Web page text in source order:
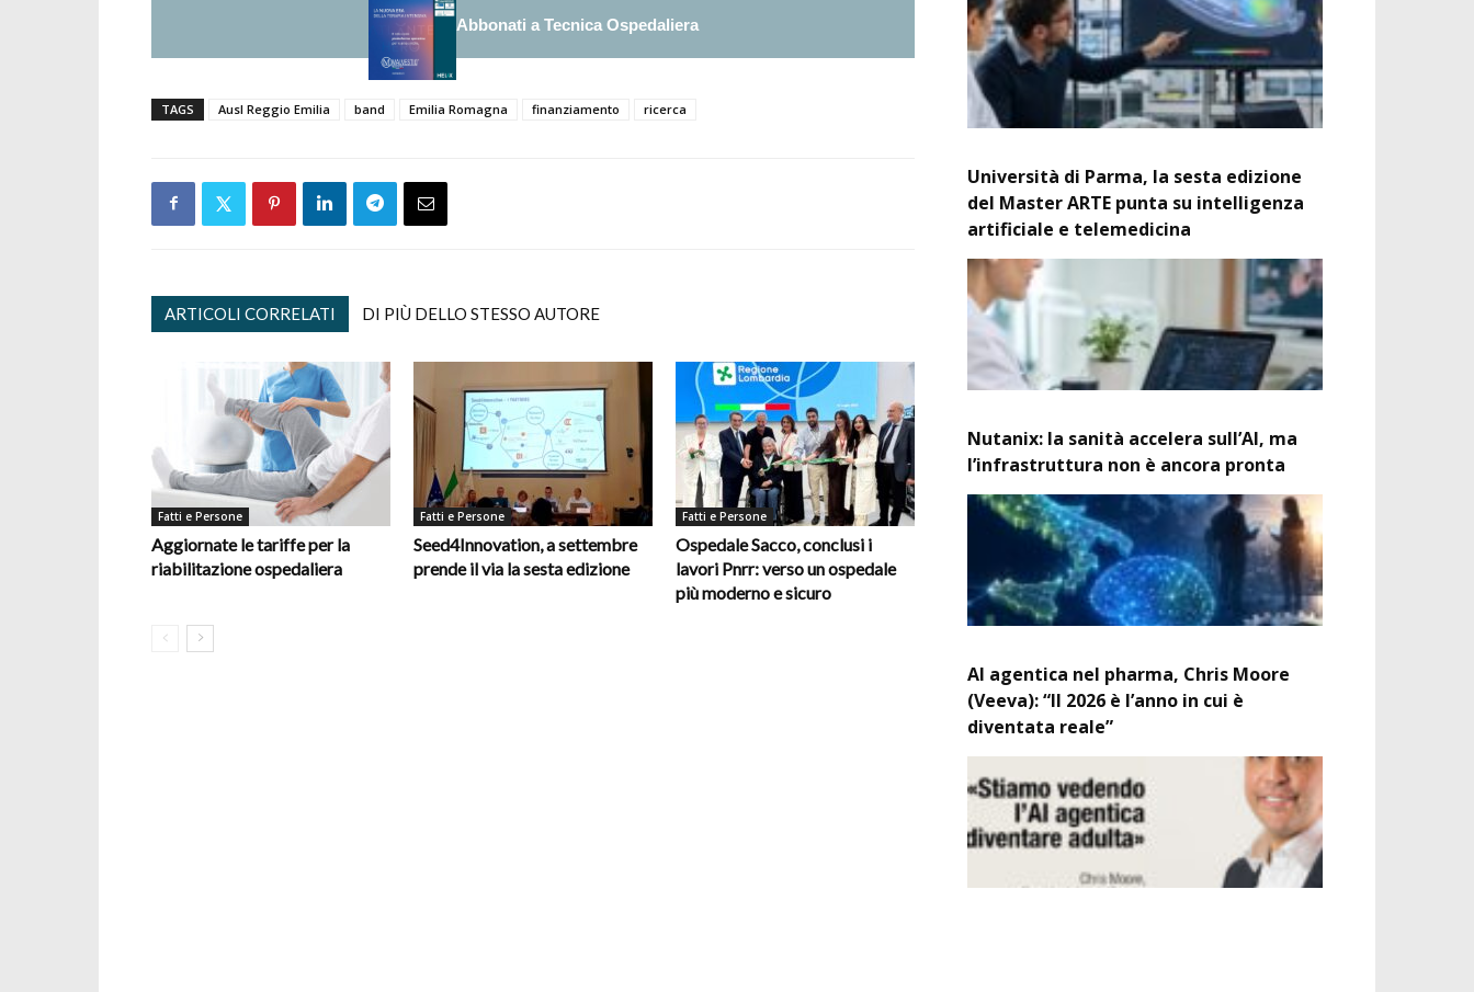
Abbonati a Tecnica Ospedaliera
TAGS Ausl Reggio Emilia band Emilia Romagna finanziamento ricerca
ARTICOLI CORRELATI DI PIÙ DELLO STESSO AUTORE
Fatti e Persone
Aggiornate le tariffe per la
riabilitazione ospedaliera
Fatti e Persone
Seed4Innovation, a settembre
prende il via la sesta edizione
Fatti e Persone
Ospedale Sacco, conclusi i
lavori Pnrr: verso un ospedale
più moderno e sicuro
Università di Parma, la sesta edizione
del Master ARTE punta su intelligenza
artificiale e telemedicina
Nutanix: la sanità accelera sull’AI, ma
l’infrastruttura non è ancora pronta
AI agentica nel pharma, Chris Moore
(Veeva): “Il 2026 è l’anno in cui è
diventata reale”